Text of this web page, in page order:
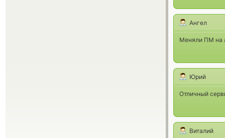
Ангел
Меняли ПМ на
Юрий
Отличный
Виталий